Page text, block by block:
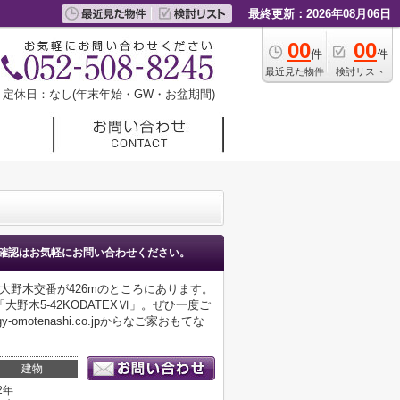
最終更新：2026年08月06日
00件
最近見た物件
00件
検討リスト
定休日：なし(年末年始・GW・お盆期間)
認はお気軽にお問い合わせください。
木交番が426mのところにあります。
大野木5-42KODATEXⅥ」。ぜひ一度ご
omotenashi.co.jpからなご家おもてな
建物
年